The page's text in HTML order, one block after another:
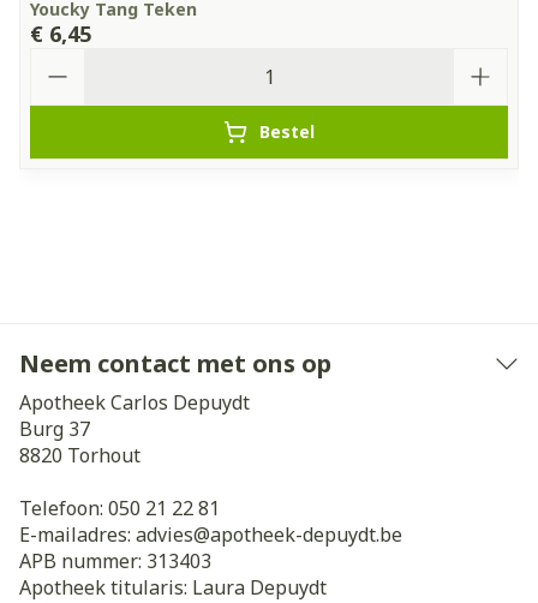
Youcky Tang Teken
€ 6,45
Bestel
Neem contact met ons op
Apotheek Carlos Depuydt
Burg 37
8820 Torhout
Telefoon: 050 21 22 81
E-mailadres: advies@apotheek-depuydt.be
APB nummer: 313403
Apotheek titularis: Laura Depuydt